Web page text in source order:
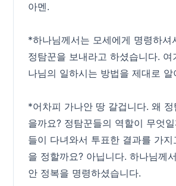
아멘.
*하나님께서는 모세에게 명령하셔
정탐꾼을 보내라고 하셨습니다.
나님의 일하시는 방법을 제대로 알
*어차피 가나안 땅 갈겁니다. 왜 정
을까요? 정탐꾼들의 역할이 무엇
들이 다녀와서 투표한 결과를 가
을 정할까요? 아닙니다. 하나님께
안 정복을 명령하셨습니다.